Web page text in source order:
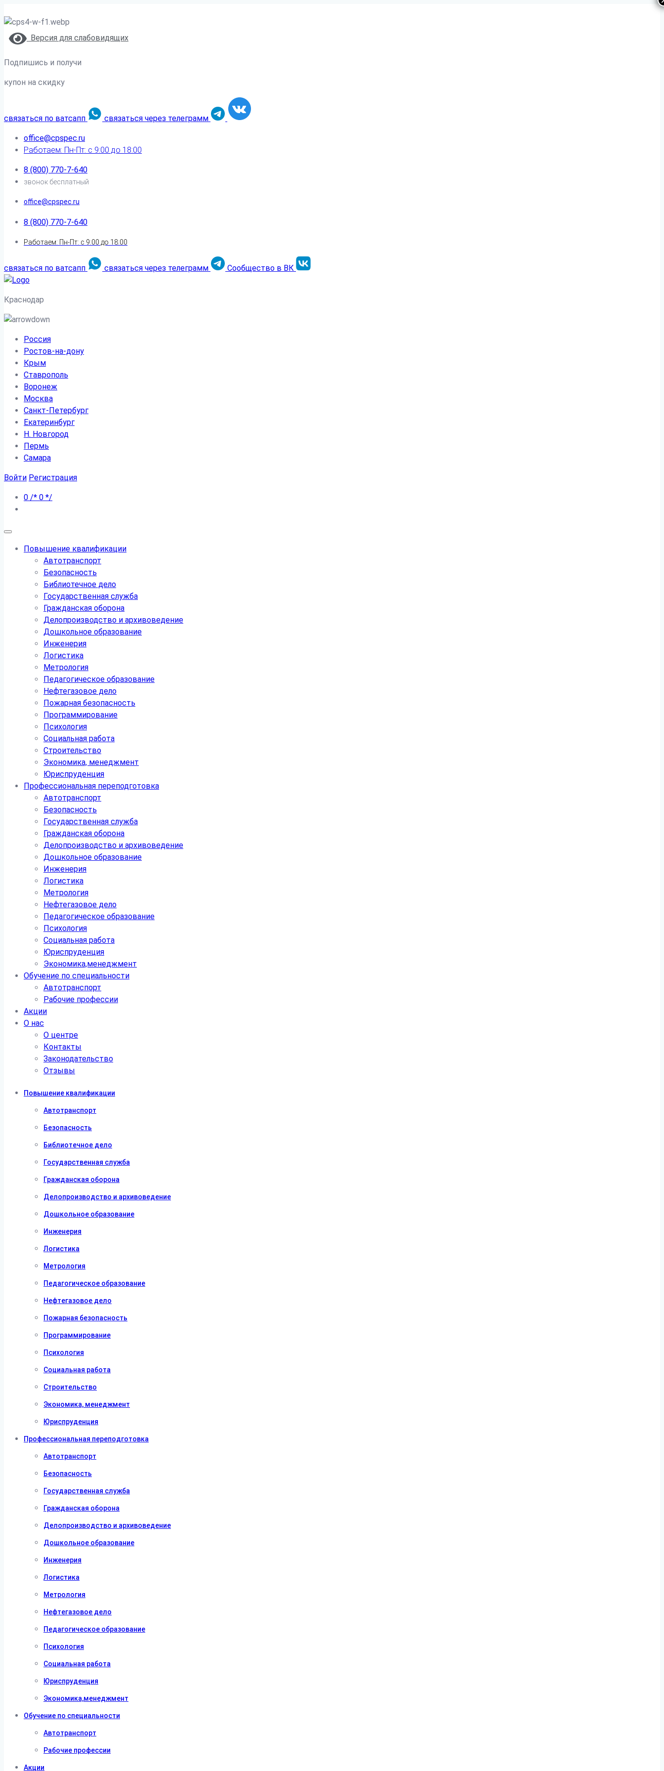
Версия для слабовидящих
Подпишись и получи
купон на скидку
связаться по ватсапп связаться через телеграмм
office@cpspec.ru
Работаем: Пн-Пт: с 9:00 до 18:00
8 (800) 770-7-640
звонок бесплатный
office@cpspec.ru
8 (800) 770-7-640
Работаем: Пн-Пт: с 9:00 до 18:00
связаться по ватсапп связаться через телеграмм Сообщество в ВК
Краснодар
Россия
Ростов-на-дону
Крым
Ставрополь
Воронеж
Москва
Санкт-Петербург
Екатеринбург
Н. Новгород
Пермь
Самара
Войти Регистрация
0 /* 0 */
Повышение квалификации
Автотранспорт
Безопасность
Библиотечное дело
Государственная служба
Гражданская оборона
Делопроизводство и архивоведение
Дошкольное образование
Инженерия
Логистика
Метрология
Педагогическое образование
Нефтегазовое дело
Пожарная безопасность
Программирование
Психология
Социальная работа
Строительство
Экономика, менеджмент
Юриспруденция
Профессиональная переподготовка
Автотранспорт
Безопасность
Государственная служба
Гражданская оборона
Делопроизводство и архивоведение
Дошкольное образование
Инженерия
Логистика
Метрология
Нефтегазовое дело
Педагогическое образование
Психология
Социальная работа
Юриспруденция
Экономика,менеджмент
Обучение по специальности
Автотранспорт
Рабочие профессии
Акции
О нас
О центре
Контакты
Законодательство
Отзывы
Повышение квалификации
Автотранспорт
Безопасность
Библиотечное дело
Государственная служба
Гражданская оборона
Делопроизводство и архивоведение
Дошкольное образование
Инженерия
Логистика
Метрология
Педагогическое образование
Нефтегазовое дело
Пожарная безопасность
Программирование
Психология
Социальная работа
Строительство
Экономика, менеджмент
Юриспруденция
Профессиональная переподготовка
Автотранспорт
Безопасность
Государственная служба
Гражданская оборона
Делопроизводство и архивоведение
Дошкольное образование
Инженерия
Логистика
Метрология
Нефтегазовое дело
Педагогическое образование
Психология
Социальная работа
Юриспруденция
Экономика,менеджмент
Обучение по специальности
Автотранспорт
Рабочие профессии
Акции